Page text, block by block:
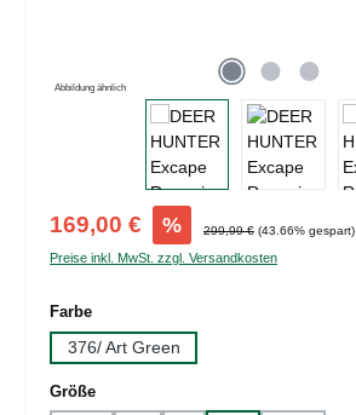
Abbildung ähnlich
Verkaufspreis:
169,00 € % Regulärer Preis:
299,99 € (43.66% gespart)
Preise inkl. MwSt. zzgl. Versandkosten
Farbeauswählen
376/ Art Green
Größeauswählen